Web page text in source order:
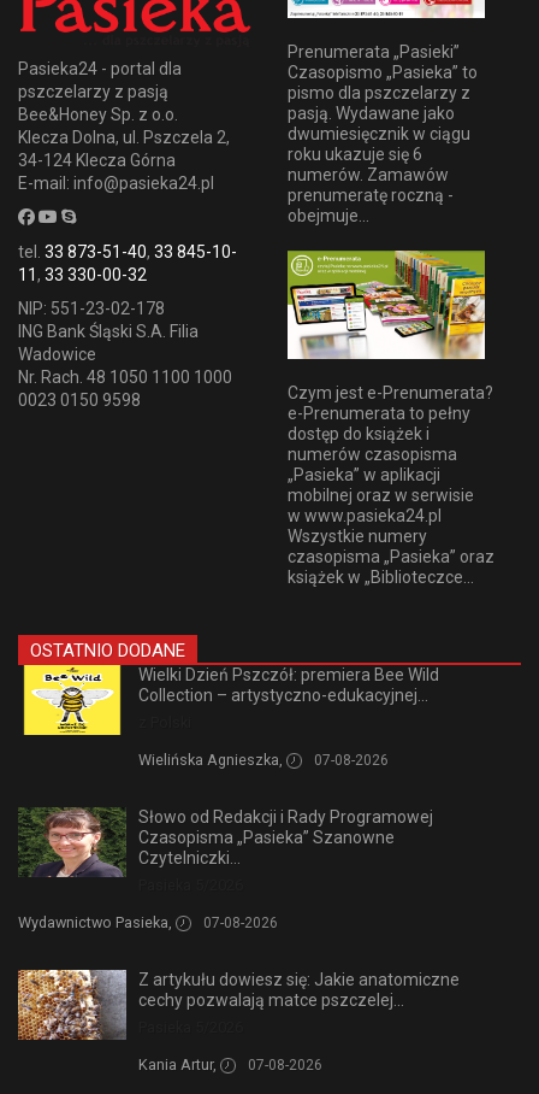
Pasieka24 - portal dla
pszczelarzy z pasją
Bee&Honey Sp. z o.o.
Klecza Dolna, ul. Pszczela 2,
34-124 Klecza Górna
E-mail: info@pasieka24.pl
tel. 33 873-51-40, 33 845-10-
11, 33 330-00-32
NIP: 551-23-02-178
ING Bank Śląski S.A. Filia
Wadowice
Nr. Rach. 48 1050 1100 1000
0023 0150 9598
Prenumerata „Pasieki”
Czasopismo „Pasieka” to
pismo dla pszczelarzy z
pasją. Wydawane jako
dwumiesięcznik w ciągu
roku ukazuje się 6
numerów. Zamawów
prenumeratę roczną -
obejmuje...
Czym jest e-Prenumerata?
e-Prenumerata to pełny
dostęp do książek i
numerów czasopisma
„Pasieka” w aplikacji
mobilnej oraz w serwisie
w www.pasieka24.pl
Wszystkie numery
czasopisma „Pasieka” oraz
książek w „Biblioteczce...
OSTATNIO DODANE
Wielki Dzień Pszczół: premiera Bee Wild
Collection – artystyczno-edukacyjnej...
Wielińska Agnieszka, 07-08-2026
Słowo od Redakcji i Rady Programowej
Czasopisma „Pasieka” Szanowne
Czytelniczki...
Wydawnictwo Pasieka, 07-08-2026
Z artykułu dowiesz się: Jakie anatomiczne
cechy pozwalają matce pszczelej...
Kania Artur, 07-08-2026